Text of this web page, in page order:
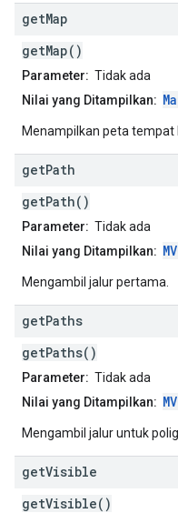
getMap
getMap()
Parameter: Tidak ada
Nilai yang Ditampilkan:
Menampilkan peta tempat
getPath
getPath()
Parameter: Tidak ada
Nilai yang Ditampilkan:
Mengambil jalur pertama.
getPaths
getPaths()
Parameter: Tidak ada
Nilai yang Ditampilkan:
Mengambil jalur untuk
getVisible
getVisible()